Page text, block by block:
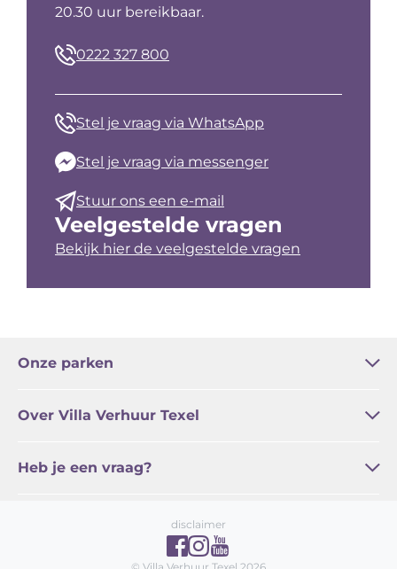
20.30 uur bereikbaar.
0222 327 800
Stel je vraag via WhatsApp
Stel je vraag via messenger
Stuur ons een e-mail
Veelgestelde vragen
Bekijk hier de veelgestelde vragen
Onze parken
Over Villa Verhuur Texel
Heb je een vraag?
disclaimer